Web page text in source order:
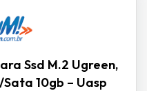
Ssd M.2 Ugreen,
10gb – Uasp